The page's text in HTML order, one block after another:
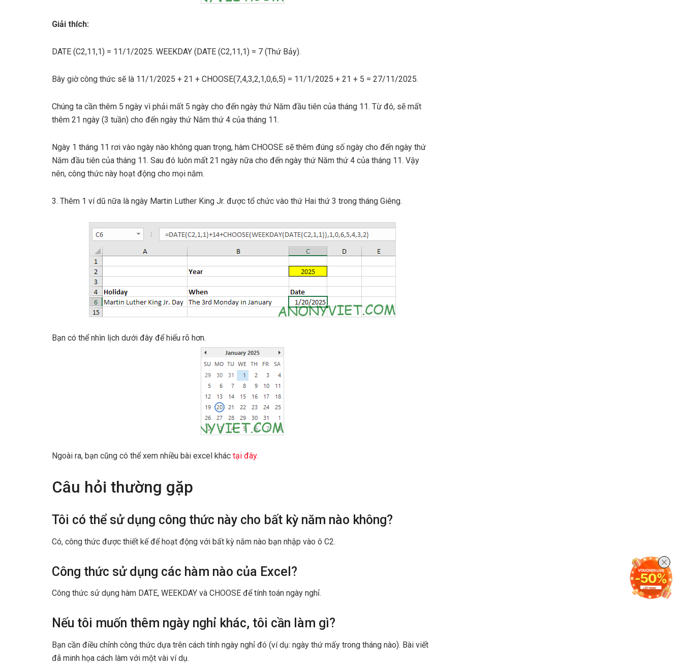
Giải thích:
DATE (C2,11,1) = 11/1/2025. WEEKDAY (DATE (C2,11,1) = 7 (Thứ Bảy).
Bây giờ công thức sẽ là 11/1/2025 + 21 + CHOOSE(7,4,3,2,1,0,6,5) = 11/1/2025 + 21 + 5 = 27/11/2025.
Chúng ta cần thêm 5 ngày vì phải mất 5 ngày cho đến ngày thứ Năm đầu tiên của tháng 11. Từ đó, sẽ mất
thêm 21 ngày (3 tuần) cho đến ngày thứ Năm thứ 4 của tháng 11.
Ngày 1 tháng 11 rơi vào ngày nào không quan trọng, hàm CHOOSE sẽ thêm đúng số ngày cho đến ngày thứ
Năm đầu tiên của tháng 11. Sau đó luôn mất 21 ngày nữa cho đến ngày thứ Năm thứ 4 của tháng 11. Vậy
nên, công thức này hoạt động cho mọi năm.
3. Thêm 1 ví dũ nữa là ngày Martin Luther King Jr. được tổ chức vào thứ Hai thứ 3 trong tháng Giêng.
Bạn có thể nhìn lịch dưới đây để hiểu rõ hơn.
Ngoài ra, bạn cũng có thể xem nhiều bài excel khác tại đây.
Câu hỏi thường gặp
Tôi có thể sử dụng công thức này cho bất kỳ năm nào không?
Có, công thức được thiết kế để hoạt động với bất kỳ năm nào bạn nhập vào ô C2.
Công thức sử dụng các hàm nào của Excel?
Công thức sử dụng hàm DATE, WEEKDAY và CHOOSE để tính toán ngày nghỉ.
Nếu tôi muốn thêm ngày nghỉ khác, tôi cần làm gì?
Bạn cần điều chỉnh công thức dựa trên cách tính ngày nghỉ đó (ví dụ: ngày thứ mấy trong tháng nào). Bài viết
đã minh họa cách làm với một vài ví dụ.